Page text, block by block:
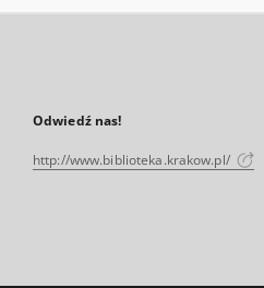
Odwiedź nas!
http://www.biblioteka.krakow.pl/